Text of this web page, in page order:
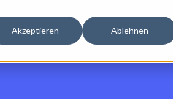
Akzeptieren Ablehnen